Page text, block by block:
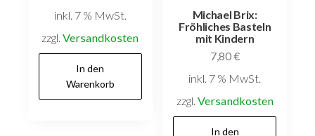
inkl. 7 % MwSt.
zzgl.Versandkosten
In den
Warenkorb
Michael Brix:
Fröhliches Basteln
mit Kindern
7,80€
inkl. 7 % MwSt.
zzgl. Versandkosten
In den